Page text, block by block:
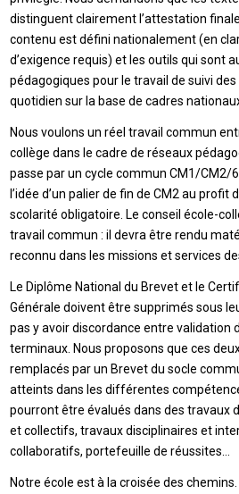
distinguent clairement l’attestation
contenu est défini nationalement (en
d’exigence requis) et les outils qui sont
pédagogiques pour le travail de suivi
quotidien sur la base de cadres
Nous voulons un réel travail commun
collège dans le cadre de réseaux
passe par un cycle commun CM1/CM2/
l’idée d’un palier de fin de CM2 au profit
scolarité obligatoire. Le conseil école-
travail commun : il devra être rendu
reconnu dans les missions et services
Le Diplôme National du Brevet et le
Générale doivent être supprimés sous
pas y avoir discordance entre validation
terminaux. Nous proposons que ces
remplacés par un Brevet du socle
atteints dans les différentes
pourront être évalués dans des travaux
et collectifs, travaux disciplinaires et
collaboratifs, portefeuille de réussites…
Notre école est à la croisée des chemins.